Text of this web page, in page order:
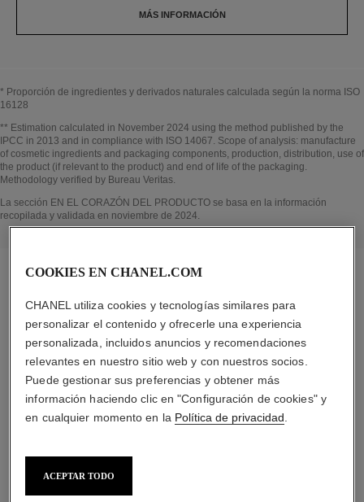
MÁS INFORMACIÓN
* Proporción de ingredientes y derivados naturales calculada según la norma ISO
16128
Volver al título↩
** Estimation calculated in November 2024 using the method published by the
IPCC in 2013 and in compliance with ISO 14067. Scope of analysis: manufacture
of cosmetic ingredients and packaging components, production, distribution, use of
the product (if relevant to the product) and end of life of the packaging.
Methodology verified by Bureau Veritas.
Volver al título↩
La sección EN EL CORAZÓN DEL PRODUCTO se basa en la información
recopilada y validada en noviembre de 2024.
la rutina específica
01
COOKIES EN CHANEL.COM
CHANEL utiliza cookies y tecnologías similares para
personalizar el contenido y ofrecerle una experiencia
personalizada, incluidos anuncios y recomendaciones
relevantes en nuestro sitio web y con nuestros socios.
Puede gestionar sus preferencias y obtener más
información haciendo clic en "Configuración de cookies" y
en cualquier momento en la Política de privacidad
ACEPTAR TODO